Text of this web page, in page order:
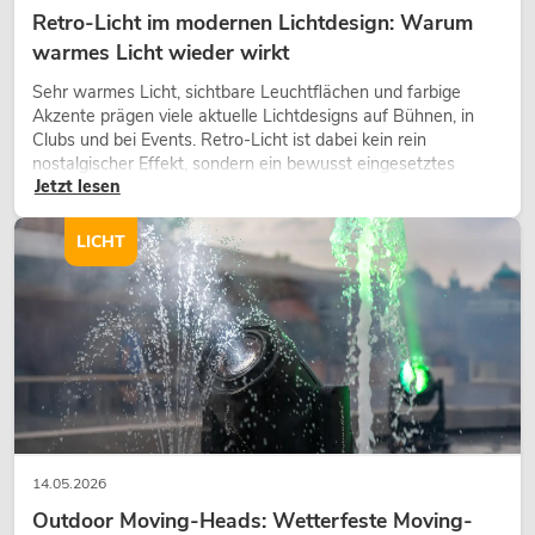
Retro-Licht im modernen Lichtdesign: Warum
warmes Licht wieder wirkt
Sehr warmes Licht, sichtbare Leuchtflächen und farbige
Akzente prägen viele aktuelle Lichtdesigns auf Bühnen, in
Clubs und bei Events. Retro-Licht ist dabei kein rein
nostalgischer Effekt, sondern ein bewusst eingesetztes
Gestaltungsmittel: Es schafft Atmosphäre, gibt Szenen
wirken lassen.
Jetzt lesen
14.05.2026
Outdoor Moving-Heads: Wetterfeste Moving-
LICHT